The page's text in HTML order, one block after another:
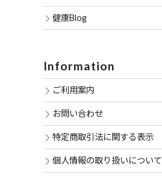
健康Blog
Information
ご利用案内
お問い合わせ
特定商取引法に関する表示
個人情報の取り扱いについて